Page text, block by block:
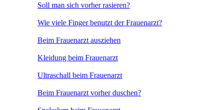
Soll man sich vorher rasieren?
Wie viele Finger benutzt der Frauenarzt?
Beim Frauenarzt ausziehen
Kleidung beim Frauenarzt
Ultraschall beim Frauenarzt
Beim Frauenarzt vorher duschen?